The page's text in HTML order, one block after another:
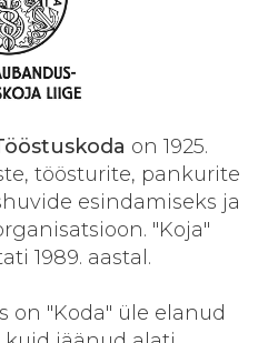
on 1925.
töösturite, pankurite
esindamiseks ja
"Koja"
1989. aastal.
on "Koda" üle elanud